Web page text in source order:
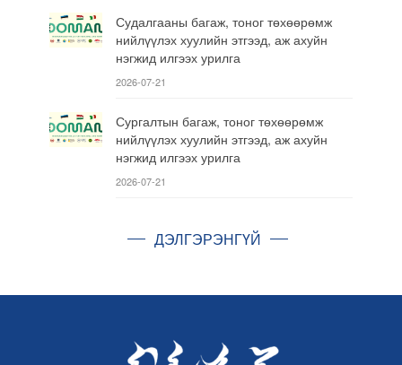
Судалгааны багаж, тоног төхөөрөмж
нийлүүлэх хуулийн этгээд, аж ахуйн
нэгжид илгээх урилга
2026-07-21
Сургалтын багаж, тоног төхөөрөмж
нийлүүлэх хуулийн этгээд, аж ахуйн
нэгжид илгээх урилга
2026-07-21
ДЭЛГЭРЭНГҮЙ